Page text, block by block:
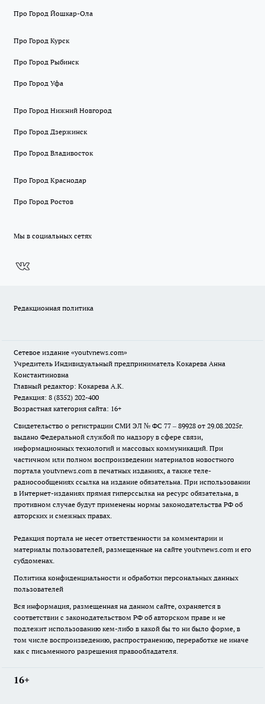
Про Город Йошкар-Ола
Про Город Курск
Про Город Рыбинск
Про Город Уфа
Про Город Нижний Новгород
Про Город Дзержинск
Про Город Владивосток
Про Город Краснодар
Про Город Ростов
Мы в социальных сетях
Редакционная политика
Сетевое издание «youtvnews.com»
Учредитель Индивидуальный предприниматель Кокарева Анна
Константиновна
Главный редактор: Кокарева А.К.
Редакция: 8 (8352) 202-400
Возрастная категория сайта: 16+
Свидетельство о регистрации СМИ ЭЛ № ФС 77 – 89928 от 29.08.2025г.
выдано Федеральной службой по надзору в сфере связи,
информационных технологий и массовых коммуникаций. При
частичном или полном воспроизведении материалов новостного
портала youtvnews.com в печатных изданиях, а также теле-
радиосообщениях ссылка на издание обязательна. При использовании
в Интернет-изданиях прямая гиперссылка на ресурс обязательна, в
противном случае будут применены нормы законодательства РФ об
авторских и смежных правах.
Редакция портала не несет ответственности за комментарии и
материалы пользователей, размещенные на сайте youtvnews.com и его
субдоменах.
Политика конфиденциальности и обработки персональных данных
пользователей
Вся информация, размещенная на данном сайте, охраняется в
соответствии с законодательством РФ об авторском праве и не
подлежит использованию кем-либо в какой бы то ни было форме, в
том числе воспроизведению, распространению, переработке не иначе
как с письменного разрешения правообладателя.
16+